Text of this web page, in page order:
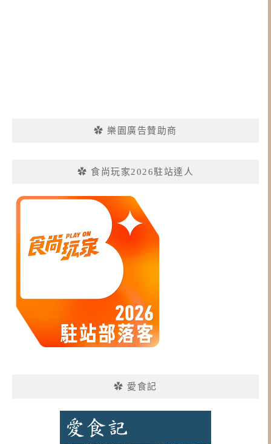
✿ 樂園廣告贊助商
✿ 食尚玩家2026駐站達人
✿ 愛食記